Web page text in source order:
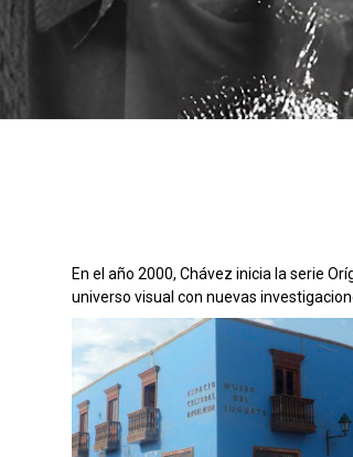
En el año 2000, Chávez inicia la serie
universo visual con nuevas